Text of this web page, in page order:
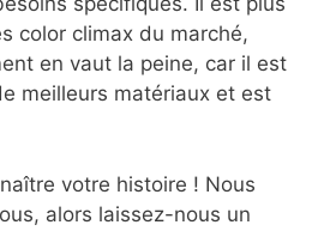
color climax du marché,
en vaut la peine, car il est
meilleurs matériaux et est
votre histoire ! Nous
alors laissez-nous un